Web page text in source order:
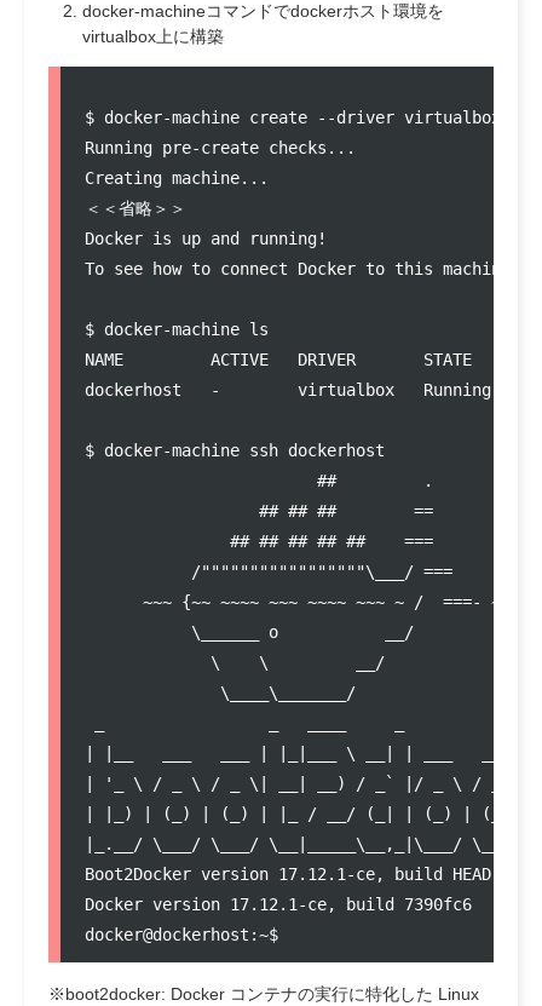
docker-machineコマンドでdockerホスト環境を
virtualbox上に構築
$ docker-machine create --driver virtualbox
Running pre-create checks...
Creating machine...
＜＜省略＞＞
Docker is up and running!
To see how to connect Docker to this machine,
$ docker-machine ls
NAME         ACTIVE   DRIVER       STATE
dockerhost   -        virtualbox   Running
$ docker-machine ssh dockerhost
                        ##         .
                  ## ## ##        ==
               ## ## ## ## ##    ===
           /"""""""""""""""""\___/ ===
      ~~~ {~~ ~~~~ ~~~ ~~~~ ~~~ ~ /  ===- ~~~
           \______ o           __/
             \    \         __/
              \____\_______/
| |__   ___   ___ | |_|___ \ __| | ___   ___| |
| '_ \ / _ \ / _ \| __| __) / _` |/ _ \ / __|
| |_) | (_) | (_) | |_ / __/ (_| | (_) | (__|
|_.__/ \___/ \___/ \__|_____\__,_|\___/
Boot2Docker version 17.12.1-ce, build HEAD :
Docker version 17.12.1-ce, build 7390fc6
※boot2docker: Docker コンテナの実行に特化した Linux